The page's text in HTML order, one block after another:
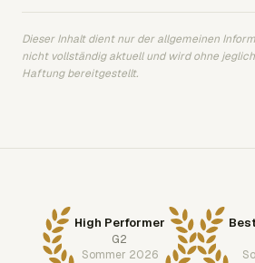
Dieser Inhalt dient nur der allgemeinen
nicht vollständig aktuell und wird ohne
Haftung bereitgestellt.
High Performer
G2
Sommer 2026